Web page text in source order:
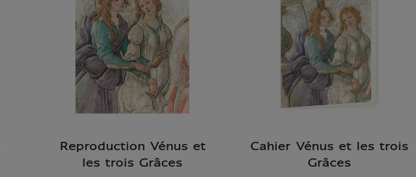
Reproduction Vénus et
les trois Grâces
Cahier Vénus et les trois
Grâces